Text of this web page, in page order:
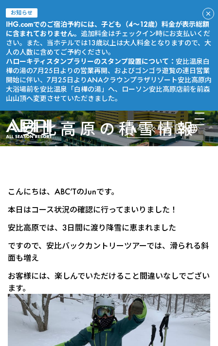
お知らせ
IHG.comでのご宿泊予約には、子ども（4～12歳）料金が表示総額
に含まれておりません。 追加料金はチェックイン時にお支払いくだ
さい。また、当ホテルでは13歳以上は大人料金となりますので、大
人の人数に含めてご予約ください。
ハローキティスタンプラリーのスタンプ設置について： 安比温泉白
樺の湯の7月25日よりの営業再開、およびゴンゴラ遊覧の連日営業
開始に伴い、7月25日よりANAクラウンプラザリゾート安比高原内
大浴場前を安比温泉「白樺の湯」へ、ローソン安比高原店前を前森
山山頂へ変更させていただきました。
今すぐ予約
安比高原の積雪情報
こんにちは、ABC’TのJunです。
本日はコース状況の確認に行ってまいりました！
安比高原では、3日間に渡り降雪に恵まれました
ですので、安比バックカントリーツアーでは、滑られる斜
面も増え
お客様には、楽しんでいただけること間違いなしでござい
ます。